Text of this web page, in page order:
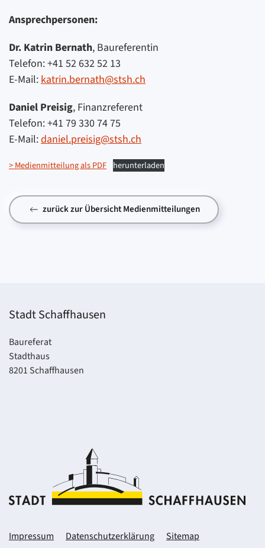
Ansprechpersonen:
Dr. Katrin Bernath, Baureferentin
Telefon: +41 52 632 52 13
E-Mail:katrin.bernath@stsh.ch
Daniel Preisig, Finanzreferent
Telefon: +41 79 330 74 75
E-Mail:daniel.preisig@stsh.ch
> Medienmitteilung als PDF herunterladen
zurück zur Übersicht Medienmitteilungen
Stadt Schaffhausen
Baureferat
Stadthaus
8201 Schaffhausen
Impressum Datenschutzerklärung Sitemap